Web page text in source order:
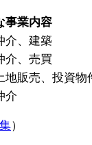
事業内容
介、建築
介、売買
地販売、投資物
介
）